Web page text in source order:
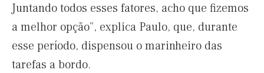
Juntando todos esses fatores, acho que fizemos
a melhor opção”, explica Paulo, que, durante
esse período, dispensou o marinheiro das
tarefas a bordo.